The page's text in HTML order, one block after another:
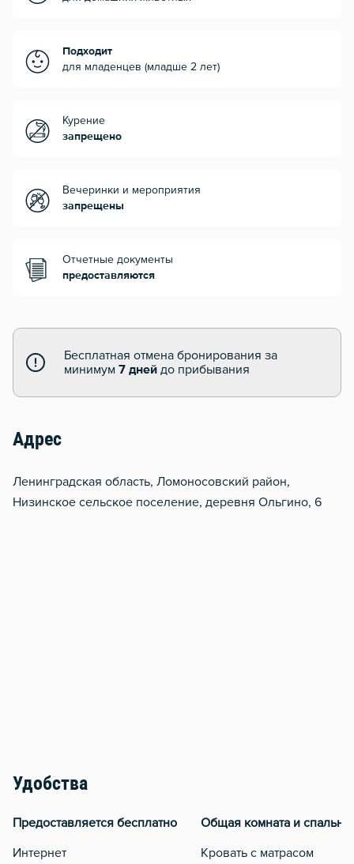
Подходит
для младенцев (младше 2 лет)
Курение
запрещено
Вечеринки и мероприятия
запрещены
Отчетные документы
предоставляются
Бесплатная отмена бронирования за
минимум 7 дней до прибывания
Адрес
Ленинградская область, Ломоносовский район,
Низинское сельское поселение, деревня Ольгино, 6
Удобства
Предоставляется бесплатно
Интернет
Общая комната и спальня
Кровать с матрасом